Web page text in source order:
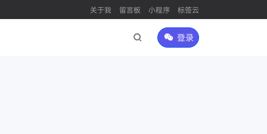
关于我 留言板 小程序 标签云
登录